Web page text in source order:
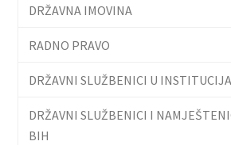
DRŽAVNA IMOVINA
RADNO PRAVO
DRŽAVNI SLUŽBENICI U
DRŽAVNI SLUŽBENICI I
BIH